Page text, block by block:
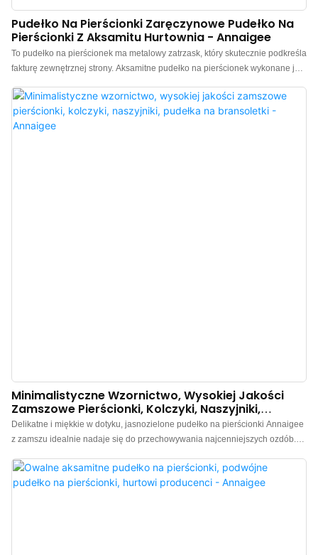
Pudełko Na Pierścionki Zaręczynowe Pudełko Na
Pierścionki Z Aksamitu Hurtownia - Annaigee
To pudełko na pierścionek ma metalowy zatrzask, który skutecznie podkreśla
fakturę zewnętrznej strony. Aksamitne pudełko na pierścionek wykonane jest
kolorze, a kontrastowe, aksamitne wnętrze dodaje mu charakteru za każdym
razem, gdy je otworzysz. W połączeniu z niebieskim papierowym wieczkiem
i spodem pudełko znacznie podnosi walory estetyczne. Pudełka na
Minimalistyczne Wzornictwo, Wysokiej Jakości
Zamszowe Pierścionki, Kolczyki, Naszyjniki,
Pudełka Na Bransoletki - Annaigee
Delikatne i miękkie w dotyku, jasnozielone pudełko na pierścionki Annaigee
z zamszu idealnie nadaje się do przechowywania najcenniejszych ozdób.
zamszu, idealnie komponuje się z luksusem. Minimalistyczny design
idealnie pasuje do każdej biżuterii, którą przechowujesz w pudełku. Jeśli